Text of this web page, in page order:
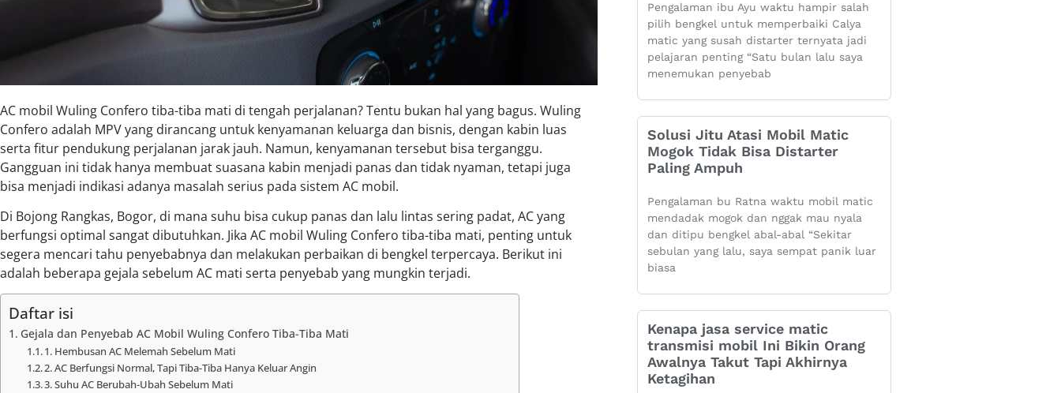
AC mobil Wuling Confero tiba-tiba mati di tengah perjalanan? Tentu bukan hal yang bagus. Wuling
Confero adalah MPV yang dirancang untuk kenyamanan keluarga dan bisnis, dengan kabin luas
serta fitur pendukung perjalanan jarak jauh. Namun, kenyamanan tersebut bisa terganggu.
Gangguan ini tidak hanya membuat suasana kabin menjadi panas dan tidak nyaman, tetapi juga
bisa menjadi indikasi adanya masalah serius pada sistem AC mobil.
Di Bojong Rangkas, Bogor, di mana suhu bisa cukup panas dan lalu lintas sering padat, AC yang
berfungsi optimal sangat dibutuhkan. Jika AC mobil Wuling Confero tiba-tiba mati, penting untuk
segera mencari tahu penyebabnya dan melakukan perbaikan di bengkel terpercaya. Berikut ini
adalah beberapa gejala sebelum AC mati serta penyebab yang mungkin terjadi.
Daftar isi
Gejala dan Penyebab AC Mobil Wuling Confero Tiba-Tiba Mati
1. Hembusan AC Melemah Sebelum Mati
2. AC Berfungsi Normal, Tapi Tiba-Tiba Hanya Keluar Angin
3. Suhu AC Berubah-Ubah Sebelum Mati
Pengalaman ibu Ayu waktu hampir salah
pilih bengkel untuk memperbaiki Calya
matic yang susah distarter ternyata jadi
pelajaran penting “Satu bulan lalu saya
menemukan penyebab
Solusi Jitu Atasi Mobil Matic
Mogok Tidak Bisa Distarter
Paling Ampuh
Pengalaman bu Ratna waktu mobil matic
mendadak mogok dan nggak mau nyala
dan ditipu bengkel abal-abal “Sekitar
sebulan yang lalu, saya sempat panik luar
biasa
Kenapa jasa service matic
transmisi mobil Ini Bikin Orang
Awalnya Takut Tapi Akhirnya
Ketagihan